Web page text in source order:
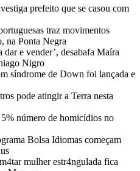
prefeito que se casou com
traz movimentos
na Ponta Negra
dar e vender’, desabafa Maíra
Nigro
síndrome de Down foi lançada e
pode atingir a Terra nesta
número de homicídios no
Bolsa Idiomas começam
mulher estr4ngulada fica